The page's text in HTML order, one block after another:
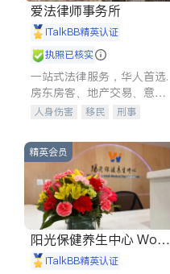
爱法律师事务所
iTalkBB精英认证
执照已核实
一站式法律服务，华人首选.
房东房客、地产交易、意外
伤害、车祸重伤、商业诉
建筑合同、刑事案件全包办
人身伤害 移民
刑事
信托/遗嘱
商业
商标注册
律师-其它 保释
精英会员
阳光保健养生中心 World
shine
iTalkBB精英认证